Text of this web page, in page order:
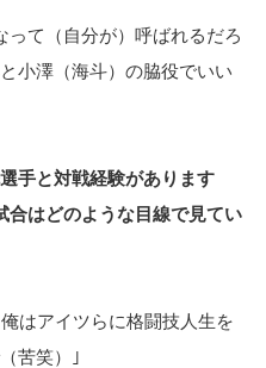
って（自分が）呼ばれるだろ
小澤（海斗）の脇役でいい
手と対戦経験があります
合はどのような目線で見てい
はアイツらに格闘技人生を
苦笑）｣